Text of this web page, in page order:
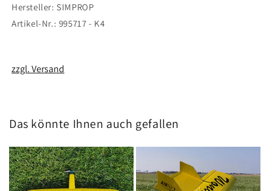
Hersteller: SIMPROP
Artikel-Nr.: 995717 - K4
zzgl. Versand
Das könnte Ihnen auch gefallen